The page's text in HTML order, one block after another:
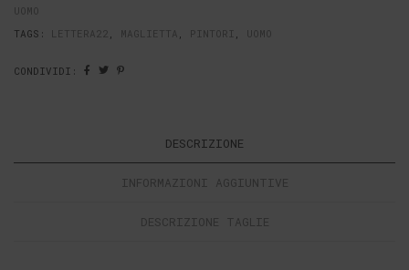
UOMO
TAGS: LETTERA22 , MAGLIETTA , PINTORI , UOMO
CONDIVIDI:
DESCRIZIONE
INFORMAZIONI AGGIUNTIVE
DESCRIZIONE TAGLIE